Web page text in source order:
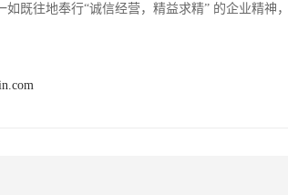
如既往地奉行“诚信经营，精益求精” 的企业精神